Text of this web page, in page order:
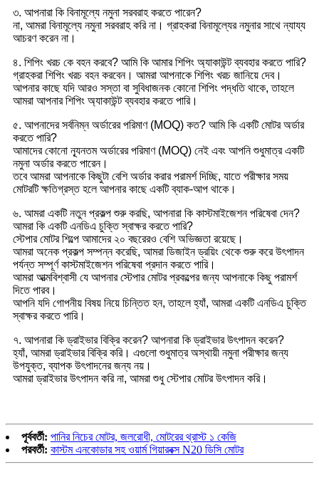
৩. আপনারা কি বিনামূল্যে নমুনা সরবরাহ করতে পারেন?
না, আমরা বিনামূল্যে নমুনা সরবরাহ করি না। গ্রাহকরা বিনামূল্যের নমুনার সাথে ন্যায্য
আচরণ করেন না।
৪. শিপিং খরচ কে বহন করবে? আমি কি আমার শিপিং অ্যাকাউন্ট ব্যবহার করতে পারি?
গ্রাহকরা শিপিং খরচ বহন করবেন। আমরা আপনাকে শিপিং খরচ জানিয়ে দেব।
আপনার কাছে যদি আরও সস্তা বা সুবিধাজনক কোনো শিপিং পদ্ধতি থাকে, তাহলে
আমরা আপনার শিপিং অ্যাকাউন্ট ব্যবহার করতে পারি।
৫. আপনাদের সর্বনিম্ন অর্ডারের পরিমাণ (MOQ) কত? আমি কি একটি মোটর অর্ডার
করতে পারি?
আমাদের কোনো ন্যূনতম অর্ডারের পরিমাণ (MOQ) নেই এবং আপনি শুধুমাত্র একটি
নমুনা অর্ডার করতে পারেন।
তবে আমরা আপনাকে কিছুটা বেশি অর্ডার করার পরামর্শ দিচ্ছি, যাতে পরীক্ষার সময়
মোটরটি ক্ষতিগ্রস্ত হলে আপনার কাছে একটি ব্যাক-আপ থাকে।
৬. আমরা একটি নতুন প্রকল্প শুরু করছি, আপনারা কি কাস্টমাইজেশন পরিষেবা দেন?
আমরা কি একটি এনডিএ চুক্তি স্বাক্ষর করতে পারি?
স্টেপার মোটর শিল্পে আমাদের ২০ বছরেরও বেশি অভিজ্ঞতা রয়েছে।
আমরা অনেক প্রকল্প সম্পন্ন করেছি, আমরা ডিজাইন ড্রয়িং থেকে শুরু করে উৎপাদন
পর্যন্ত সম্পূর্ণ কাস্টমাইজেশন পরিষেবা প্রদান করতে পারি।
আমরা আত্মবিশ্বাসী যে আপনার স্টেপার মোটর প্রকল্পের জন্য আপনাকে কিছু পরামর্শ
দিতে পারব।
আপনি যদি গোপনীয় বিষয় নিয়ে চিন্তিত হন, তাহলে হ্যাঁ, আমরা একটি এনডিএ চুক্তি
স্বাক্ষর করতে পারি।
৭. আপনারা কি ড্রাইভার বিক্রি করেন? আপনারা কি ড্রাইভার উৎপাদন করেন?
হ্যাঁ, আমরা ড্রাইভার বিক্রি করি। এগুলো শুধুমাত্র অস্থায়ী নমুনা পরীক্ষার জন্য
উপযুক্ত, ব্যাপক উৎপাদনের জন্য নয়।
আমরা ড্রাইভার উৎপাদন করি না, আমরা শুধু স্টেপার মোটর উৎপাদন করি।
পূর্ববর্তী: পানির নিচের মোটর, জলরোধী, মোটরের থ্রাস্ট ১ কেজি
পরবর্তী: কাস্টম এনকোডার সহ ওয়ার্ম গিয়ারবক্স N20 ডিসি মোটর